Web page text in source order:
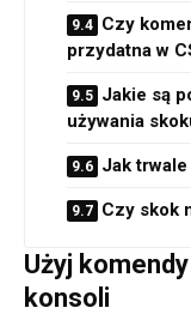
Czy
przydatna w
Jakie są
używania
Jak
Czy skok
Użyj
konsoli